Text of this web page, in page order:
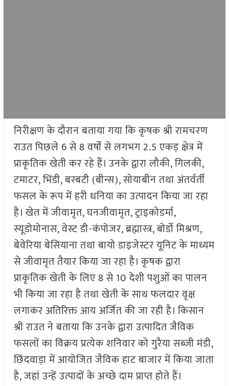
निरीक्षण के दौरान बताया गया कि कृषक श्री रामचरण
राउत पिछले 6 से 8 वर्षों से लगभग 2.5 एकड़ क्षेत्र में
प्राकृतिक खेती कर रहे हैं। उनके द्वारा लौकी, गिलकी,
टमाटर, भिंडी, बरबटी (बीन्स), सोयाबीन तथा अंतर्वर्ती
फसल के रूप में हरी धनिया का उत्पादन किया जा रहा
है। खेत में जीवामृत, घनजीवामृत, ट्राइकोडर्मा,
स्यूडोमोनास, वेस्ट डी-कंपोजर, ब्रह्मास्त्र, बोर्डो मिश्रण,
बेवेरिया बेसियाना तथा बायो डाइजेस्टर यूनिट के माध्यम
से जीवामृत तैयार किया जा रहा है। कृषक द्वारा
प्राकृतिक खेती के लिए 8 से 10 देशी पशुओं का पालन
भी किया जा रहा है तथा खेती के साथ फलदार वृक्ष
लगाकर अतिरिक्त आय अर्जित की जा रही है। किसान
श्री राउत ने बताया कि उनके द्वारा उत्पादित जैविक
फसलों का विक्रय प्रत्येक शनिवार को गुरैया सब्जी मंडी,
छिंदवाड़ा में आयोजित जैविक हाट बाजार में किया जाता
है, जहां उन्हें उत्पादों के अच्छे दाम प्राप्त होते हैं।